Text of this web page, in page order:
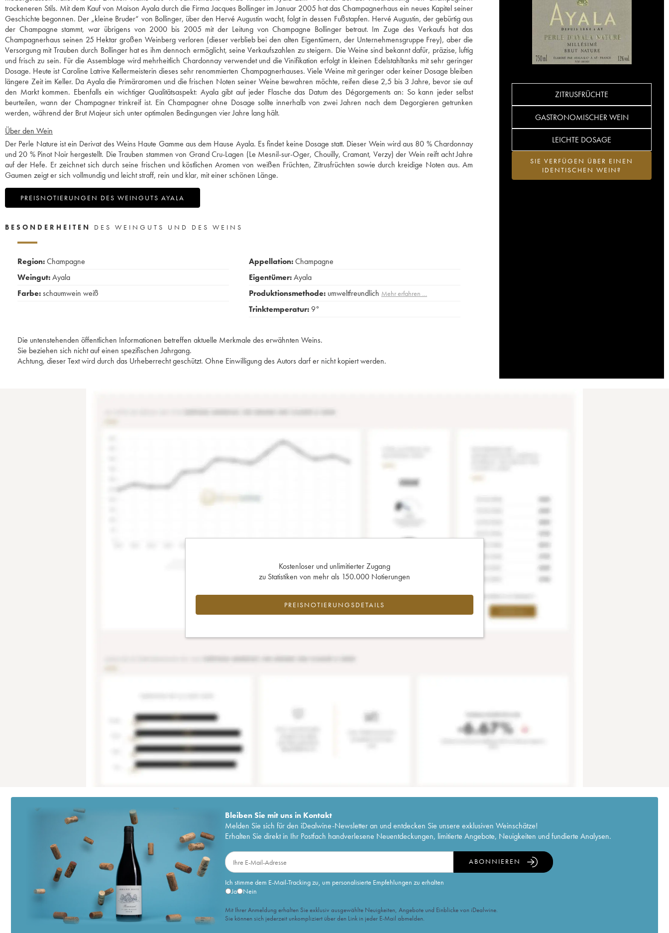
trockeneren Stils. Mit dem Kauf von Maison Ayala durch die Firma Jacques Bollinger im Januar 2005 hat das Champagnerhaus ein neues Kapitel seiner
Geschichte begonnen. Der „kleine Bruder“ von Bollinger, über den Hervé Augustin wacht, folgt in dessen Fußstapfen. Hervé Augustin, der gebürtig aus
der Champagne stammt, war übrigens von 2000 bis 2005 mit der Leitung von Champagne Bollinger betraut. Im Zuge des Verkaufs hat das
Champagnerhaus seinen 25 Hektar großen Weinberg verloren (dieser verblieb bei den alten Eigentümern, der Unternehmensgruppe Frey), aber die
Versorgung mit Trauben durch Bollinger hat es ihm dennoch ermöglicht, seine Verkaufszahlen zu steigern. Die Weine sind bekannt dafür, präzise, luftig
und frisch zu sein. Für die Assemblage wird mehrheitlich Chardonnay verwendet und die Vinifikation erfolgt in kleinen Edelstahltanks mit sehr geringer
Dosage. Heute ist Caroline Latrive Kellermeisterin dieses sehr renommierten Champagnerhauses. Viele Weine mit geringer oder keiner Dosage bleiben
längere Zeit im Keller. Da Ayala die Primäraromen und die frischen Noten seiner Weine bewahren möchte, reifen diese 2,5 bis 3 Jahre, bevor sie auf
den Markt kommen. Ebenfalls ein wichtiger Qualitätsaspekt: Ayala gibt auf jeder Flasche das Datum des Dégorgements an: So kann jeder selbst
beurteilen, wann der Champagner trinkreif ist. Ein Champagner ohne Dosage sollte innerhalb von zwei Jahren nach dem Degorgieren getrunken
werden, während der Brut Majeur sich unter optimalen Bedingungen vier Jahre lang hält.
Über den Wein
Der Perle Nature ist ein Derivat des Weins Haute Gamme aus dem Hause Ayala. Es findet keine Dosage statt. Dieser Wein wird aus 80 % Chardonnay
und 20 % Pinot Noir hergestellt. Die Trauben stammen von Grand Cru-Lagen (Le Mesnil-sur-Oger, Chouilly, Cramant, Verzy) der Wein reift acht Jahre
auf der Hefe. Er zeichnet sich durch seine frischen und köstlichen Aromen von weißen Früchten, Zitrusfrüchten sowie durch kreidige Noten aus. Am
Gaumen zeigt er sich vollmundig und leicht straff, rein und klar, mit einer schönen Länge.
PREISNOTIERUNGEN DES WEINGUTS AYALA
ZITRUSFRÜCHTE
GASTRONOMISCHER WEIN
LEICHTE DOSAGE
SIE VERFÜGEN ÜBER EINEN
IDENTISCHEN WEIN?
BESONDERHEITEN DES WEINGUTS UND DES WEINS
Region:Champagne
Weingut:Ayala
Farbe:schaumwein weiß
Appellation:Champagne
Eigentümer:Ayala
Produktionsmethode: umweltfreundlich Mehr erfahren …
Trinktemperatur: 9°
Die untenstehenden öffentlichen Informationen betreffen aktuelle Merkmale des erwähnten Weins.
Sie beziehen sich nicht auf einen spezifischen Jahrgang.
Achtung, dieser Text wird durch das Urheberrecht geschützt. Ohne Einwilligung des Autors darf er nicht kopiert werden.
Kostenloser und unlimitierter Zugang
zu Statistiken von mehr als 150.000 Notierungen
PREISNOTIERUNGSDETAILS
Bleiben Sie mit uns in Kontakt
Melden Sie sich für den iDealwine-Newsletter an und entdecken Sie unsere exklusiven Weinschätze!
Erhalten Sie direkt in Ihr Postfach handverlesene Neuentdeckungen, limitierte Angebote, Neuigkeiten und fundierte Analysen.
Ich stimme dem E-Mail-Tracking zu, um personalisierte Empfehlungen zu erhalten
Ja
Nein
ABONNIEREN
Mit Ihrer Anmeldung erhalten Sie exklusiv ausgewählte Neuigkeiten, Angebote und Einblicke von iDealwine.
Sie können sich jederzeit unkompliziert über den Link in jeder E-Mail abmelden.